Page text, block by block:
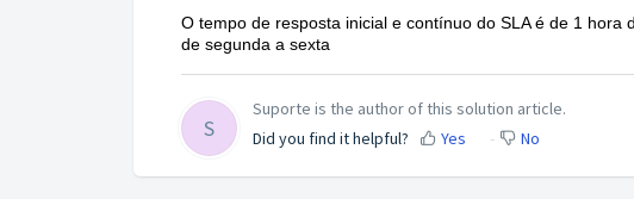
O tempo de resposta inicial e contínuo do SLA é de 1 hora
de segunda a sexta
S
Suporte is the author of this solution article.
Did you find it helpful?
Yes No